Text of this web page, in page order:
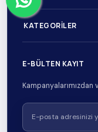
KATEGORILER
E-BÜLTEN KAYIT